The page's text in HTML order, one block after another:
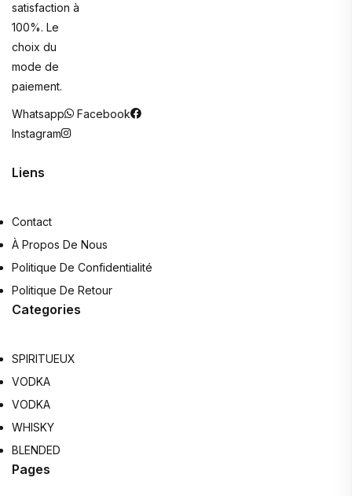
satisfaction à
100%. Le
choix du
mode de
paiement.
Whatsapp
Facebook
Instagram
Liens
Contact
À Propos De Nous
Politique De Confidentialité
Politique De Retour
Categories
SPIRITUEUX
VODKA
VODKA
WHISKY
BLENDED
Pages